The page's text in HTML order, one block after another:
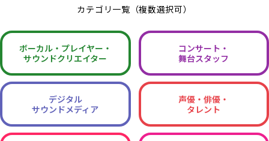
カテゴリ一覧（複数選択可）
ボーカル・ プレイヤー・
サウンドクリエイター
コンサート・
舞台スタッフ
デジタル
サウンドメディア
声優・俳優・
タレント